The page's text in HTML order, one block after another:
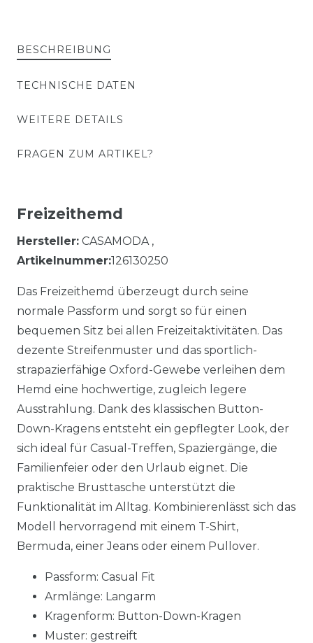
BESCHREIBUNG
TECHNISCHE DATEN
WEITERE DETAILS
FRAGEN ZUM ARTIKEL?
Freizeithemd
Hersteller: CASAMODA ,
Artikelnummer:126130250
Das Freizeithemd überzeugt durch seine
normale Passform und sorgt so für einen
bequemen Sitz bei allen Freizeitaktivitäten. Das
dezente Streifenmuster und das sportlich-
strapazierfähige Oxford-Gewebe verleihen dem
Hemd eine hochwertige, zugleich legere
Ausstrahlung. Dank des klassischen Button-
Down-Kragens entsteht ein gepflegter Look, der
sich ideal für Casual-Treffen, Spaziergänge, die
Familienfeier oder den Urlaub eignet. Die
praktische Brusttasche unterstützt die
Funktionalität im Alltag. Kombinierenlässt sich das
Modell hervorragend mit einem T-Shirt,
Bermuda, einer Jeans oder einem Pullover.
Passform: Casual Fit
Armlänge: Langarm
Kragenform: Button-Down-Kragen
Muster: gestreift